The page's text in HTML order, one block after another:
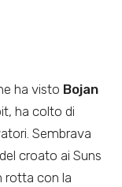
ha visto Bojan
ha colto di
Sembrava
croato ai Suns
rotta con la